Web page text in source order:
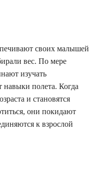
своих малышей
вес. По мере
изучать
полета. Когда
и становятся
они покидают
к взрослой